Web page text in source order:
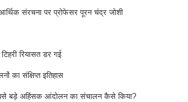
संरचना पर प्रोफेसर पूरन चंद्र जोशी
रियासत डर गई
का संक्षिप्त इतिहास
बड़े अहिंसक आंदोलन का संचालन कैसे किया?